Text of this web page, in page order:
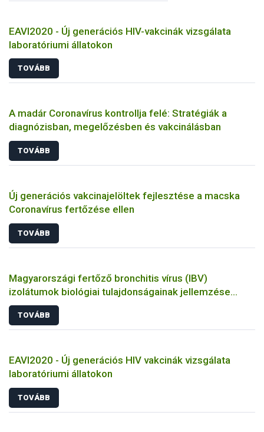
EAVI2020 - Új generációs HIV-vakcinák vizsgálata
laboratóriumi állatokon
TOVÁBB
A madár Coronavírus kontrollja felé: Stratégiák a
diagnózisban, megelőzésben és vakcinálásban
TOVÁBB
Új generációs vakcinajelöltek fejlesztése a macska
Coronavírus fertőzése ellen
TOVÁBB
Magyarországi fertőző bronchitis vírus (IBV)
izolátumok biológiai tulajdonságainak jellemzése
állatkísérletes és molekuláris biológiai eszközökkel
TOVÁBB
EAVI2020 - Új generációs HIV vakcinák vizsgálata
laboratóriumi állatokon
TOVÁBB